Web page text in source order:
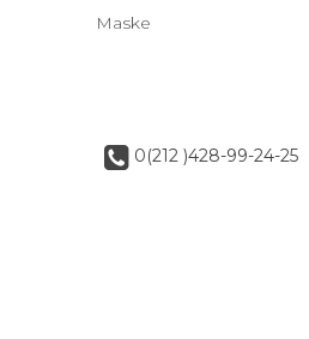
Maske
0(212 )428-99-24-25